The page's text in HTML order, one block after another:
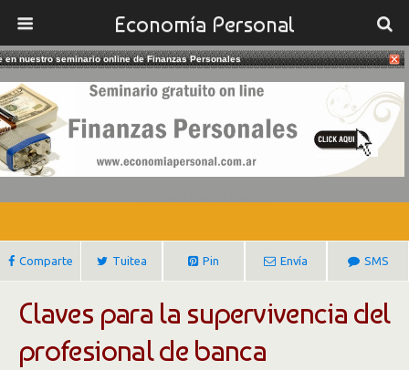
Economía Personal
24/10/2016
Claves Para La Supervivencia Del
Asesor Financiero
Comparte Tuitea Pin Envía SMS
Claves para la supervivencia del
profesional de banca
en nuestro seminario online de Finanzas Personales